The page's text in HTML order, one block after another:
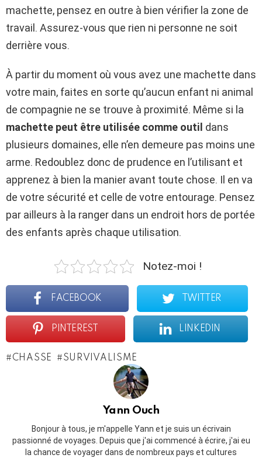
machette, pensez en outre à bien vérifier la zone de
travail. Assurez-vous que rien ni personne ne soit
derrière vous.
À partir du moment où vous avez une machette dans
votre main, faites en sorte qu’aucun enfant ni animal
de compagnie ne se trouve à proximité. Même si la
machette peut être utilisée comme outil dans
plusieurs domaines, elle n’en demeure pas moins une
arme. Redoublez donc de prudence en l’utilisant et
apprenez à bien la manier avant toute chose. Il en va
de votre sécurité et celle de votre entourage. Pensez
par ailleurs à la ranger dans un endroit hors de portée
des enfants après chaque utilisation.
Notez-moi !
FACEBOOK TWITTER
PINTEREST LINKEDIN
CHASSE SURVIVALISME
Yann Ouch
Bonjour à tous, je m'appelle Yann et je suis un écrivain
passionné de voyages. Depuis que j'ai commencé à écrire, j'ai eu
la chance de voyager dans de nombreux pays et cultures